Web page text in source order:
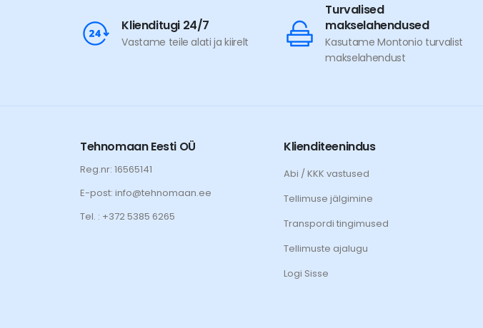
Klienditugi 24/7
Vastame teile alati ja kiirelt
Turvalised
makselahendused
Kasutame Montonio turvalist
makselahendust
Tehnomaan Eesti OÜ
Reg.nr: 16565141
E-post: info@tehnomaan.ee
Tel. : +372 5385 6265
Klienditeenindus
Abi / KKK vastused
Tellimuse jälgimine
Transpordi tingimused
Tellimuste ajalugu
Logi Sisse